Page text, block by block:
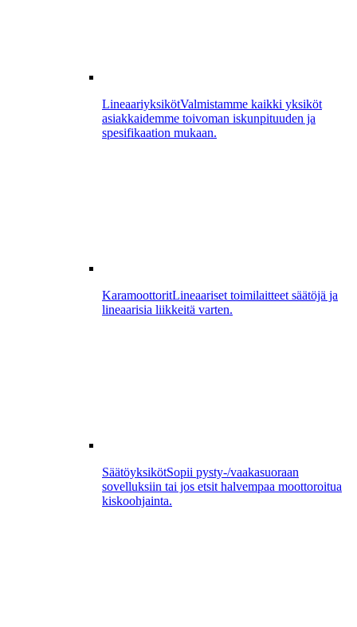
LineaariyksikötValmistamme kaikki yksiköt
asiakkaidemme toivoman iskunpituuden ja
spesifikaation mukaan.
KaramoottoritLineaariset toimilaitteet säätöjä ja
lineaarisia liikkeitä varten.
SäätöyksikötSopii pysty-/vaakasuoraan
sovelluksiin tai jos etsit halvempaa moottoroitua
kiskoohjainta.